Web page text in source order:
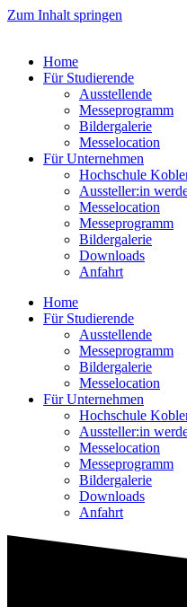
Zum Inhalt springen
Home
Für Studierende
Ausstellende
Messeprogramm
Bildergalerie
Messelocation
Für Unternehmen
Hochschule
Aussteller:in
Messelocation
Messeprogramm
Bildergalerie
Downloads
Anfahrt
Home
Für Studierende
Ausstellende
Messeprogramm
Bildergalerie
Messelocation
Für Unternehmen
Hochschule
Aussteller:in
Messelocation
Messeprogramm
Bildergalerie
Downloads
Anfahrt